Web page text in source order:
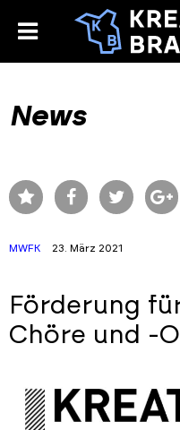
toggle
News
MWFK 23. März 2021
Förderung
Chöre und -